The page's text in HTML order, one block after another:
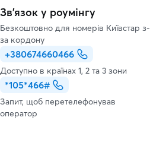
Зв’язок у роумінгу
Безкоштовно для номерів Київстар з-
за кордону
+380674660466
Доступно в країнах 1, 2 та 3 зони
*105*466#
Запит, щоб перетелефонував
оператор